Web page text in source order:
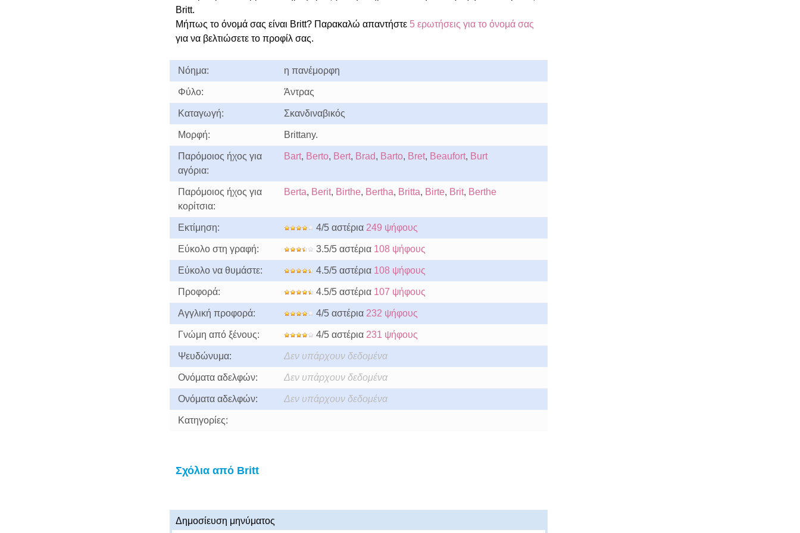
Britt.
Μήπως το όνομά σας είναι Britt? Παρακαλώ απαντήστε5 ερωτήσεις για το όνομά σας
για να βελτιώσετε το προφίλ σας.
Νόημα: η πανέμορφη
Φύλο: Άντρας
Καταγωγή: Σκανδιναβικός
Μορφή: Brittany.
Παρόμοιος ήχος για
αγόρια:
Bart, Berto, Bert, Brad, Barto, Bret, Beaufort, Burt
Παρόμοιος ήχος για
κορίτσια:
Berta, Berit, Birthe, Bertha, Britta, Birte, Brit, Berthe
Εκτίμηση: 4/5 αστέρια 249 ψήφους
Εύκολο στη γραφή: 3.5/5 αστέρια 108 ψήφους
Εύκολο να θυμάστε: 4.5/5 αστέρια 108 ψήφους
Προφορά: 4.5/5 αστέρια 107 ψήφους
Αγγλική προφορά: 4/5 αστέρια 232 ψήφους
Γνώμη από ξένους: 4/5 αστέρια 231 ψήφους
Ψευδώνυμα: Δεν υπάρχουν δεδομένα
Ονόματα αδελφών: Δεν υπάρχουν δεδομένα
Ονόματα αδελφών: Δεν υπάρχουν δεδομένα
Κατηγορίες:
Σχόλια από Britt
Δημοσίευση μηνύματος